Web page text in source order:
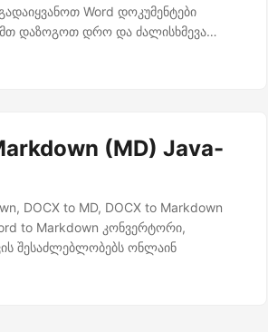
Word დოკუმენტები
დაზოგოთ დრო და ძალისხმევა
აღმოფხვრის გზით და საშუალებას
(MD) Java-
DOCX to MD, DOCX to Markdown
to Markdown კონვერტორი,
შესაძლებლობებს ონლაინ